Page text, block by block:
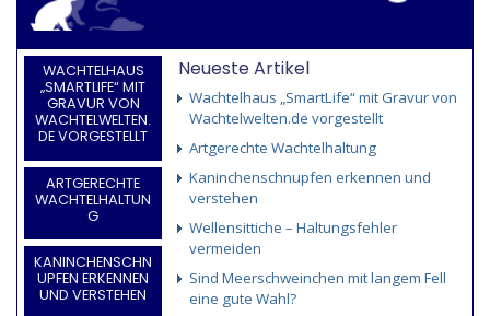
WACHTELHAUS
„SMARTLIFE“ MIT
GRAVUR VON
WACHTELWELTEN.
DE VORGESTELLT
ARTGERECHTE
WACHTELHALTUN
G
KANINCHENSCHN
UPFEN ERKENNEN
UND VERSTEHEN
Neueste Artikel
Wachtelhaus „SmartLife“ mit Gravur von
Wachtelwelten.de vorgestellt
Artgerechte Wachtelhaltung
Kaninchenschnupfen erkennen und
verstehen
Wellensittiche – Haltungsfehler
vermeiden
Sind Meerschweinchen mit langem Fell
eine gute Wahl?